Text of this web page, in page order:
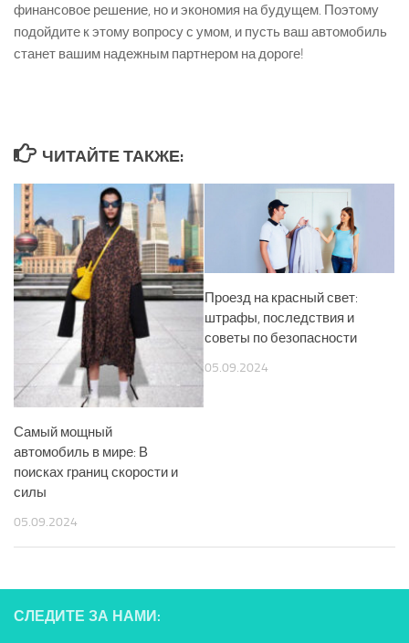
финансовое решение, но и экономия на будущем. Поэтому
подойдите к этому вопросу с умом, и пусть ваш автомобиль
станет вашим надежным партнером на дороге!
ЧИТАЙТЕ ТАКЖЕ:
Самый мощный
автомобиль в мире: В
поисках границ скорости и
силы
05.09.2024
Проезд на красный свет:
штрафы, последствия и
советы по безопасности
05.09.2024
СЛЕДИТЕ ЗА НАМИ: